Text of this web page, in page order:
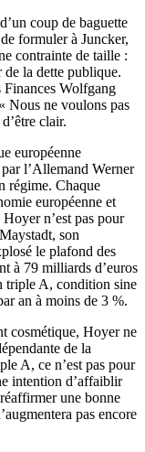
coup de baguette
formuler à Juncker,
contrainte de taille :
de la dette publique.
Finances Wolfgang
Nous ne voulons pas
clair.
européenne
l’Allemand Werner
régime. Chaque
européenne et
n’est pas pour
son
le plafond des
à 79 milliards d’euros
triple A, condition sine
an à moins de 3 %.
cosmétique, Hoyer ne
de la
A, ce n’est pas pour
intention d’affaiblir
une bonne
pas encore